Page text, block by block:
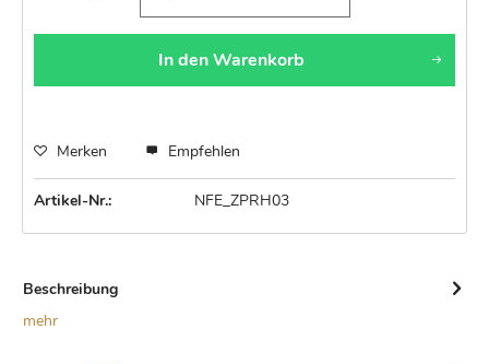
In denWarenkorb
Merken Empfehlen
Artikel-Nr.: NFE_ZPRH03
Beschreibung
mehr